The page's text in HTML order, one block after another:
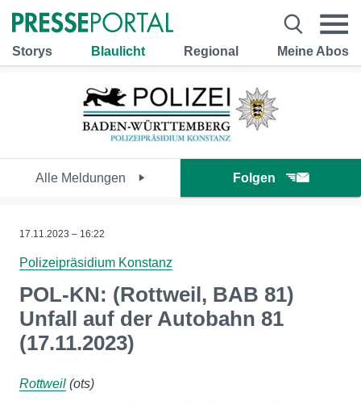
Storys Blaulicht Regional Meine Abos
Alle Meldungen Folgen
17.11.2023 – 16:22
Polizeipräsidium Konstanz
POL-KN: (Rottweil, BAB 81)
Unfall auf der Autobahn 81
(17.11.2023)
Rottweil (ots)